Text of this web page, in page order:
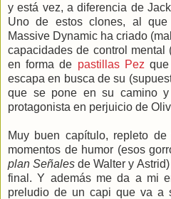
y está vez, a diferencia de
Uno de estos clones, al
Massive Dynamic ha criado
capacidades de control mental
en forma de pastillas Pez
escapa en busca de su
que se pone en su camino
protagonista en perjuicio de
Muy buen capítulo, repleto
momentos de humor (esos
plan Señales de Walter y
final. Y además me da a mi
preludio de un capi que va a